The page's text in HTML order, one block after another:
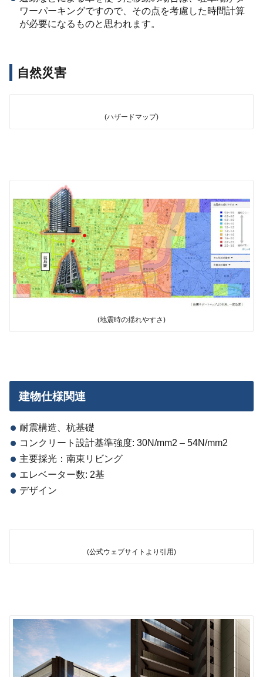
ワーパーキングですので、その点を考慮した時間計算
が必要になるものと思われます。
自然災害
(ハザードマップ)
(地震時の揺れやすさ)
建物仕様関連
耐震構造、杭基礎
コンクリート設計基準強度: 30N/mm2 – 54N/mm2
主要採光：南東リビング
エレベーター数: 2基
デザイン
(公式ウェブサイトより引用)